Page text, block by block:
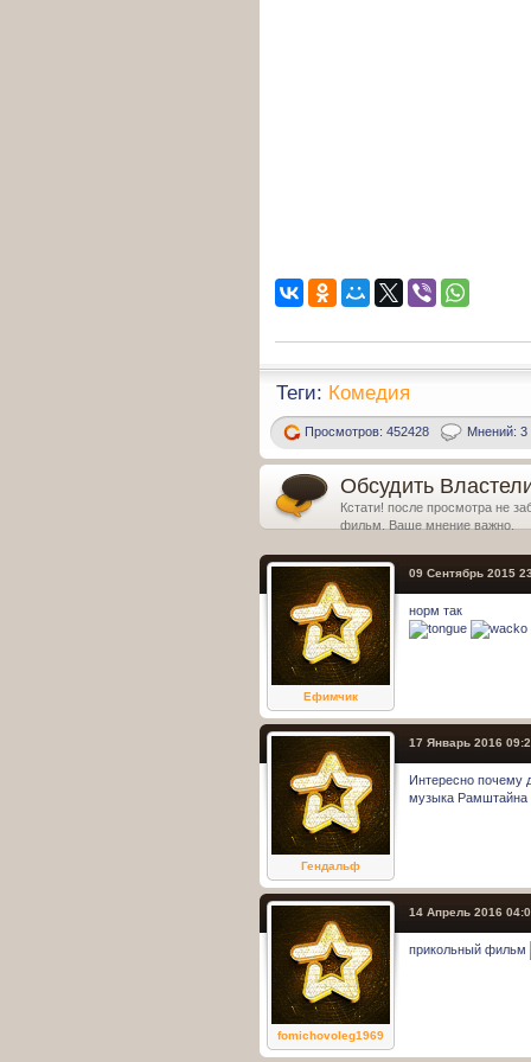
Теги: Комедия
Просмотров: 452428 Мнений: 3
Обсудить
Кстати! после просмотра не
фильм. Ваше мнение важно.
09 Сентябрь 2015
Ефимчик
норм так
17 Январь 2016
Гендальф
Интересно почему
музыка Рамштайна
14 Апрель 2016
fomichovoleg1969
прикольный фильм